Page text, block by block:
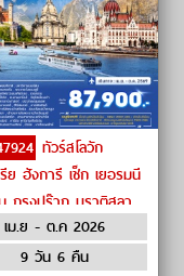
ทัวร์สโลวัก
ย ฮังการี เช็ก เยอรมนี
กรุงปร๊าก บราติสลา
Qantas Airways
เม.ย - ต.ค 2026
9 วัน 6 คืน